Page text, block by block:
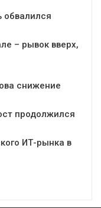
обвалился
– рывок вверх,
снижение
продолжился
ИТ-рынка в